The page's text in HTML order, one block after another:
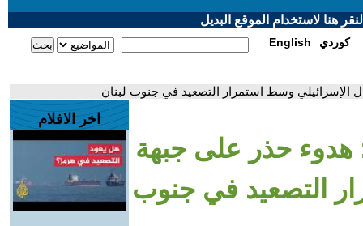
هنا لاستخدام الموقع البديل
English كوردي
الإسرائيلي وسط استمرار التصعيد في جنوب لبنان
هدوء حذر على جبهة
التصعيد في جنوب
اخر الافلام